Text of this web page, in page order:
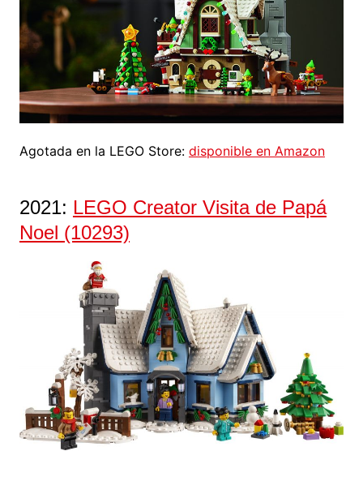
Agotada en la LEGO Store: disponible en Amazon
2021: LEGO Creator Visita de Papá
Noel (10293)